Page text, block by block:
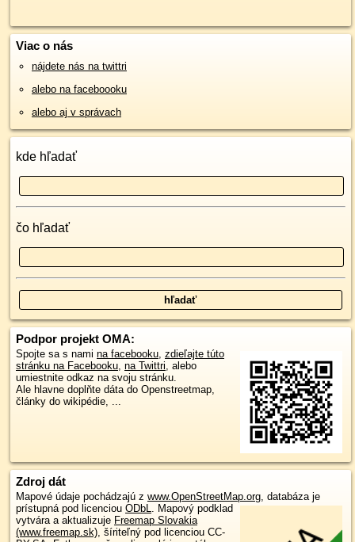
Viac o nás
nájdete nás na twittri
alebo na faceboooku
alebo aj v správach
kde hľadať
čo hľadať
Podpor projekt OMA:
Spojte sa s nami na facebooku zdieľajte túto
stránku na Facebooku na Twittri , alebo
umiestnite odkaz na svoju stránku.
Ale hlavne doplňte dáta do Openstreetmap,
články do wikipédie, ...
Zdroj dát
Mapové údaje pochádzajú z www.OpenStreetMap.org, databáza je
prístupná pod licenciou ODbL. Mapový podklad
vytvára a aktualizuje Freemap Slovakia
(www.freemap.sk), šíriteľný pod licenciou CC-